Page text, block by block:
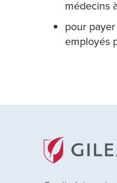
médecins
pour
employés